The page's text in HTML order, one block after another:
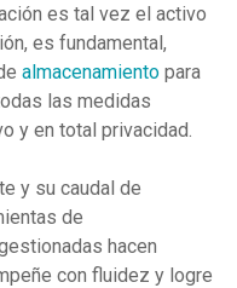
es tal vez el activo
es fundamental,
almacenamiento para
las medidas
y en total privacidad.
y su caudal de
de
hacen
con fluidez y logre